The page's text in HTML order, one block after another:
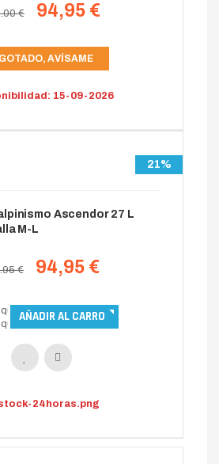
€ 94,95 €
AVÍSAME
15-09-2026
21%
Ascendor 27 L
M-L
€ 94,95 €